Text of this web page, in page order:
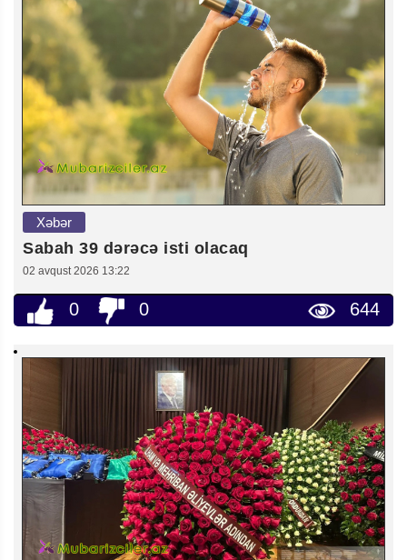
Xəbər
Sabah 39 dərəcə isti olacaq
02 avqust 2026 13:22
0 0 644